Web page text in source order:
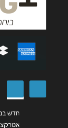
חדש